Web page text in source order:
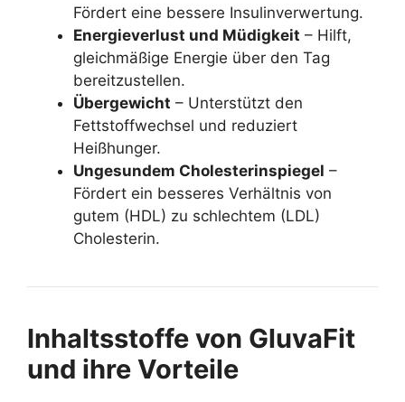
Fördert eine bessere Insulinverwertung.
Energieverlust und Müdigkeit – Hilft,
gleichmäßige Energie über den Tag
bereitzustellen.
Übergewicht – Unterstützt den
Fettstoffwechsel und reduziert
Heißhunger.
Ungesundem Cholesterinspiegel –
Fördert ein besseres Verhältnis von
gutem (HDL) zu schlechtem (LDL)
Cholesterin.
Inhaltsstoffe von GluvaFit
und ihre Vorteile